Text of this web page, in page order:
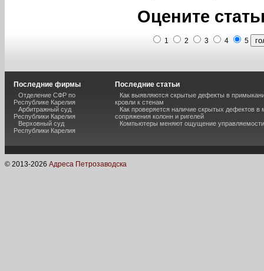
Оцените
1 2 3 4 5
Последние фирмы
Отделение СФР по
Республике Карелия
Арбитражный суд
Республики Карелия
Верховный суд
Республики Карелия
Последние статьи
Как выявляются скрытые дефекты в
кровли к стенам
Как проверяется наличие скрытых дефектов в
сопряжения колонн и ригелей
Компьютеры меняют ощущение управляемости
© 2013-2026 Адреса Петрозаводска